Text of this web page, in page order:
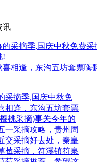
讯
采摘季,国庆中秋免
相逢，东沟五坊套票
桃采摘)事关今年的
一采摘攻略，贵州周
交采摘好去处，秦皇
莓采摘，符溪镇符泉